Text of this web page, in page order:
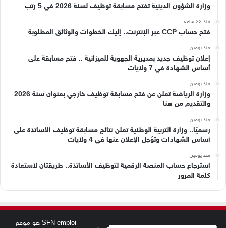
وزارة الشؤون الدينية تفتح مسابقة توظيف لسنة 2026 في 5 رتب
منذ 22 ساعة
فتح حساب CCP عبر الإنترنت.. إليك الخطوات والوثائق المطلوبة
منذ يومين
إعلان توظيف جديد بمديرية الجهوية للميزانية .. فتح مسابقة على
أساس الشهادة في 7 ولايات
منذ يومين
وزارة الرياضة تعلن عن فتح مسابقة توظيف خارجي بعنوان سنة 2026
والتقديم من هنا
منذ يومين
رسميًا.. وزارة التربية الوطنية تعلن نتائج مسابقة توظيف الأساتذة على
أساس الشهادات وتؤجل الإعلان عنها في 4 ولايات
منذ يومين
استرجاع حساب المنصة الرقمية لتوظيف الأساتذة.. طريقتان لاستعادة
كلمة المرور
SFN emploi هو موقع